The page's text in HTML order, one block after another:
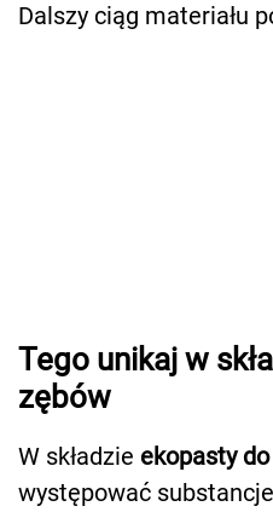
Dalszy ciąg materiału
Tego unikaj w
zębów
W składzie ekopasty
występować